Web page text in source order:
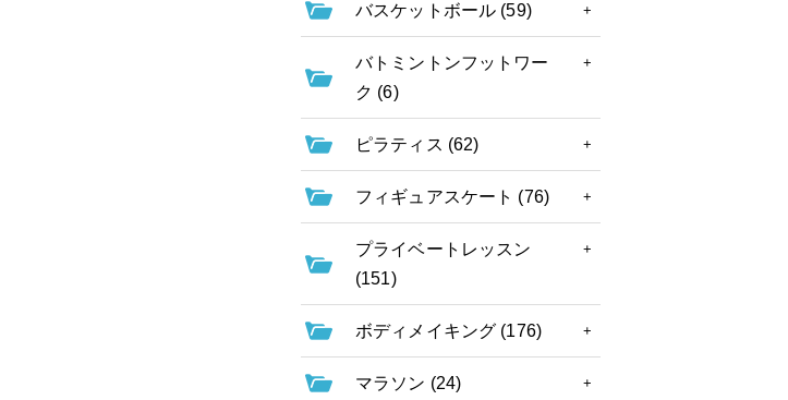
バスケットボール (59)
バトミントンフットワー
ク (6)
ピラティス (62)
フィギュアスケート (76)
プライベートレッスン
(151)
ボディメイキング (176)
マラソン (24)